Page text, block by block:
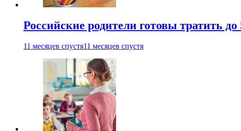
Российские родители готовы тратить
11 месяцев спустя11 месяцев спустя